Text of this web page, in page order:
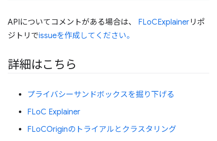
APIについてコメントがある場合は、 FLoCExplainerリポ
ジトリでissueを作成してください。
詳細はこちら
プライバシーサンドボックスを掘り下げる
FLoC Explainer
FLoCOriginのトライアルとクラスタリング